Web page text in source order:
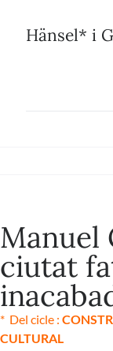
content
Hänsel* i
*PISTES
* SÈRIE
*DIARI DEL DIA
*QUIOSC
* UNIVERS
Manuel
ciutat
* Del cicle :
CULTURAL